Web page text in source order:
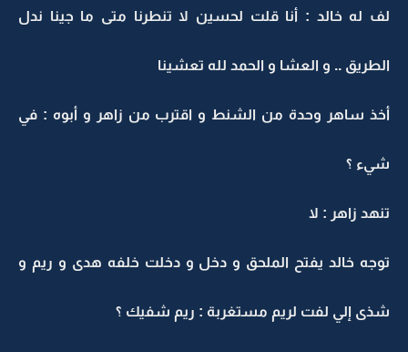
لف له خالد : أنا قلت لحسين لا تنطرنا متى ما جينا ندل
الطريق .. و العشا و الحمد لله تعشينا
أخذ ساهر وحدة من الشنط و اقترب من زاهر و أبوه : في
شيء ؟
تنهد زاهر : لا
توجه خالد يفتح الملحق و دخل و دخلت خلفه هدى و ريم و
شذى إلي لفت لريم مستغربة : ريم شفيك ؟